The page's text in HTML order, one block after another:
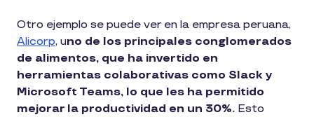
Otro ejemplo se puede ver en la empresa peruana,
Alicorp, uno de los principales conglomerados
de alimentos, que ha invertido en
herramientas colaborativas como Slack y
Microsoft Teams, lo que les ha permitido
mejorar la productividad en un 30%. Esto